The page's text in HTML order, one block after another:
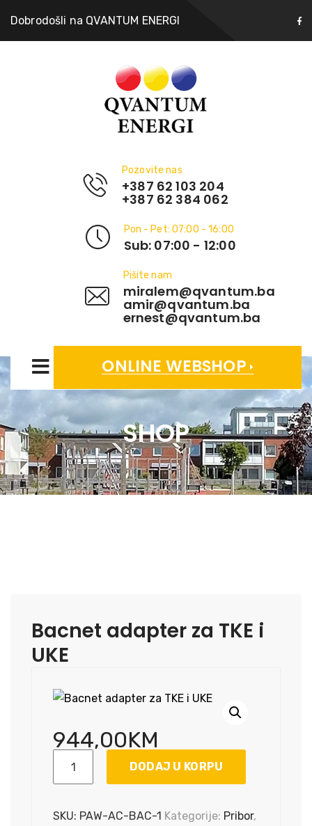
Dobrodošli na QVANTUM ENERGI
Pozovite nas
+387 62 103 204
+387 62 384 062
Pon - Pet: 07:00 - 16:00
Sub: 07:00 - 12:00
Pišite nam
miralem@qvantum.ba
amir@qvantum.ba
ernest@qvantum.ba
ONLINE WEBSHOP
SHOP
Bacnet adapter za TKE i
UKE
944,00KM
TKE
DODAJ U KORPU
SKU: PAW-AC-BAC-1 Kategorije: Pribor,